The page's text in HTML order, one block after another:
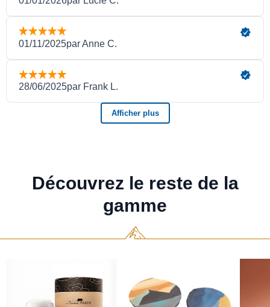
Découvrez le reste de la
gamme